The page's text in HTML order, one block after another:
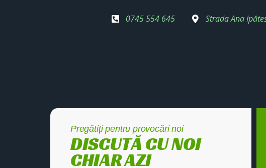
0745 554 645 Strada Ana
Pregătiți pentru provocări noi
DISCUTĂ CU NOI
CHIAR AZI